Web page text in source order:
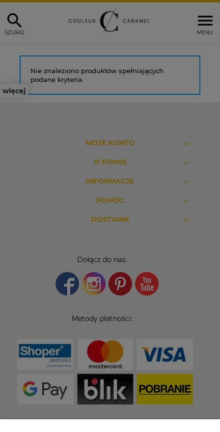
MENU
SZUKAJ
więcej
Nie znaleziono produktów spełniających
podane kryteria.
MOJE KONTO
O FIRMIE
INFORMACJE
POMOC
DOSTAWA
Dołącz do nas:
Metody płatności: